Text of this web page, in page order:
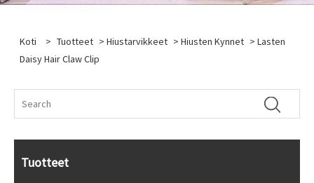
Koti > Tuotteet >Hiustarvikkeet >Hiusten Kynnet > Lasten
Daisy Hair Claw Clip
Tuotteet